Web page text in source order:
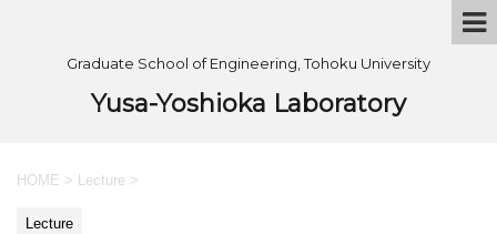
Graduate School of Engineering, Tohoku University
Yusa-Yoshioka Laboratory
HOME > Lecture >
Lecture